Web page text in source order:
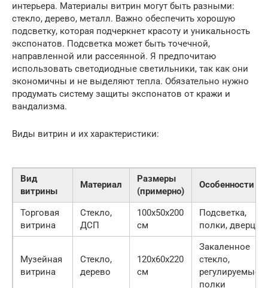
интерьера. Материалы витрин могут быть разными:
стекло, дерево, металл. Важно обеспечить хорошую
подсветку, которая подчеркнет красоту и уникальность
экспонатов. Подсветка может быть точечной,
направленной или рассеянной. Я предпочитаю
использовать светодиодные светильники, так как они
экономичны и не выделяют тепла. Обязательно нужно
продумать систему защиты экспонатов от кражи и
вандализма.
Виды витрин и их характеристики:
Вид
витрины
Материал
Размеры
(примерно)
Особенности
Торговая
витрина
Стекло,
ДСП
100x50x200
см
Подсветка,
полки, дверцы
Музейная
витрина
Стекло,
дерево
120x60x220
см
Закаленное
стекло,
регулируемые
полки